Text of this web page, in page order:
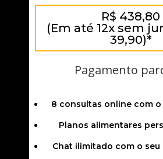
R$ 438,80
(Em até 12x sem
39,90)*
Pagamento
8 consultas online com
Planos alimentares
Chat ilimitado com o